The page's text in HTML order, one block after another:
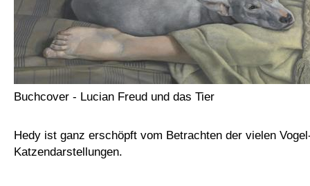
Buchcover - Lucian Freud und das Tier
Hedy ist ganz erschöpft vom Betrachten der vielen
Katzendarstellungen.